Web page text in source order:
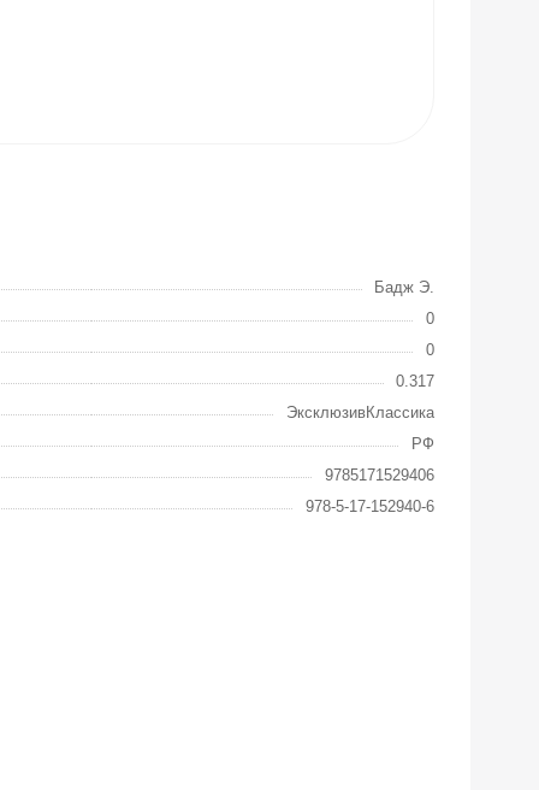
Бадж Э.
0
0
0.317
ЭксклюзивКлассика
РФ
9785171529406
978-5-17-152940-6